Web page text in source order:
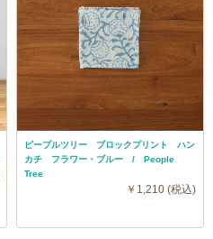
ピープルツリー ブロックプリント ハン
カチ フラワー・ブルー / People
Tree
￥1,210 (税込)